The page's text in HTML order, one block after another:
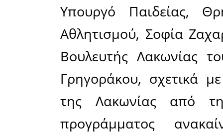
Μοιράσου το άρθρο: